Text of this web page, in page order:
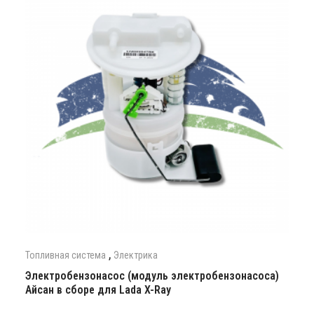
Топливная система , Электрика
Электробензонасос (модуль электробензонасоса)
Айсан в сборе для Lada X-Ray